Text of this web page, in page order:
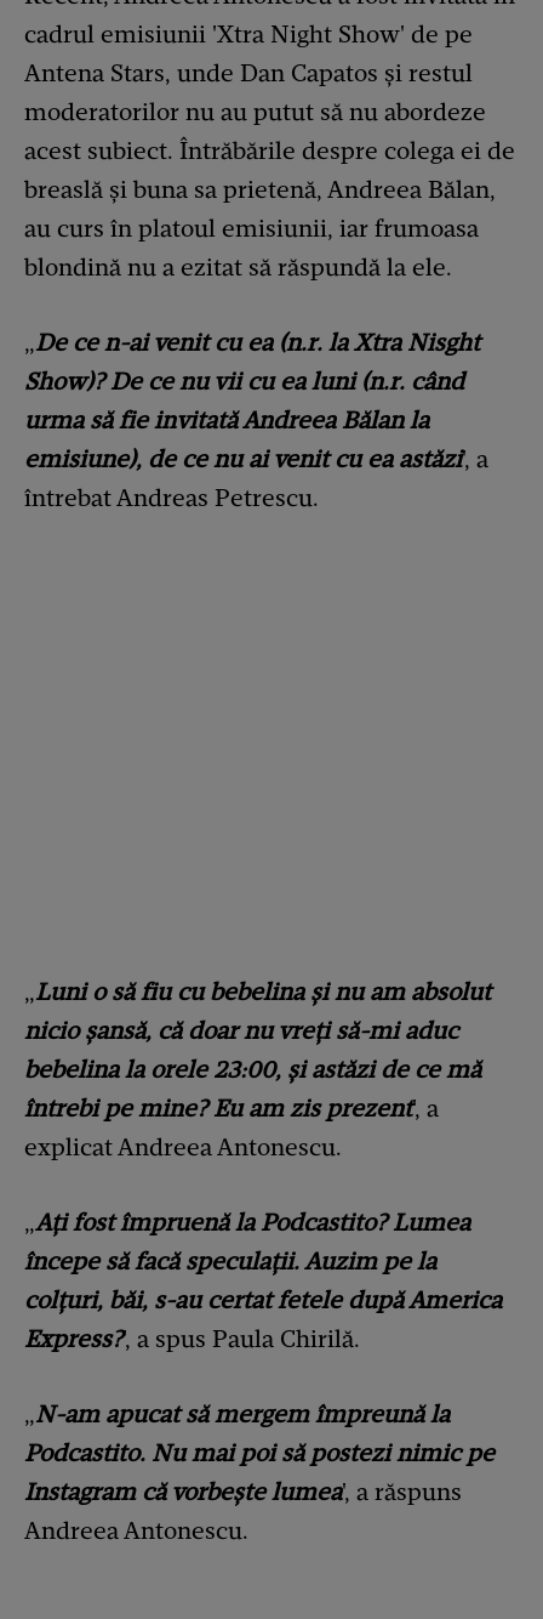
cadrul emisiunii 'Xtra Night Show' de pe
Antena Stars, unde Dan Capatos și restul
moderatorilor nu au putut să nu abordeze
acest subiect. Întrăbările despre colega ei de
breaslă și buna sa prietenă, Andreea Bălan,
au curs în platoul emisiunii, iar frumoasa
blondină nu a ezitat să răspundă la ele.
„De ce n-ai venit cu ea (n.r. la Xtra Nisght
Show)? De ce nu vii cu ea luni (n.r. când
urma să fie invitată Andreea Bălan la
emisiune), de ce nu ai venit cu ea astăzi', a
întrebat Andreas Petrescu.
„Luni o să fiu cu bebelina și nu am absolut
nicio șansă, că doar nu vreți să-mi aduc
bebelina la orele 23:00, și astăzi de ce mă
întrebi pe mine? Eu am zis prezent', a
explicat Andreea Antonescu.
„Ați fost împruenă la Podcastito? Lumea
începe să facă speculații. Auzim pe la
colțuri, băi, s-au certat fetele după America
Express?', a spus Paula Chirilă.
„N-am apucat să mergem împreună la
Podcastito. Nu mai poi să postezi nimic pe
Instagram că vorbește lumea', a răspuns
Andreea Antonescu.